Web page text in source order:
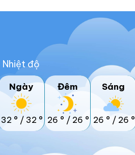
Nhiệt độ
Ngày
32 ° / 32 °
Đêm
26 ° / 26 °
Sáng
26 ° / 26 °